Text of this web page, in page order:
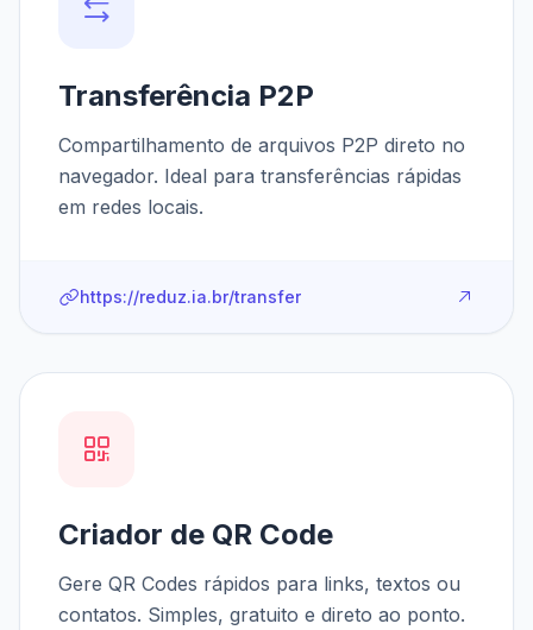
Transferência P2P
Compartilhamento de arquivos P2P direto no
navegador. Ideal para transferências rápidas
em redes locais.
https://reduz.ia.br/transfer
Criador de QR Code
Gere QR Codes rápidos para links, textos ou
contatos. Simples, gratuito e direto ao ponto.